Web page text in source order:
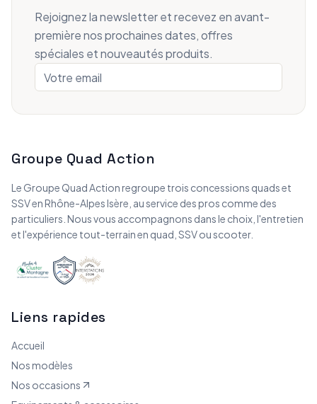
Rejoignez la newsletter et recevez en avant-
première nos prochaines dates, offres
spéciales et nouveautés produits.
Groupe Quad Action
Le Groupe Quad Action regroupe trois concessions quads et
SSV en Rhône-Alpes Isère, au service des pros comme des
particuliers. Nous vous accompagnons dans le choix, l'entretien
et l'expérience tout-terrain en quad, SSV ou scooter.
Liens rapides
Accueil
Nos modèles
Nos occasions